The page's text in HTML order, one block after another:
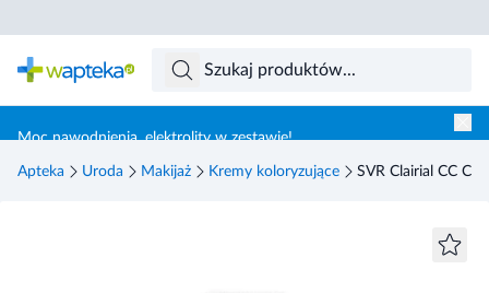
Moc nawodnienia, elektrolity w zestawie!
Apteka Uroda Makijaż Kremy koloryzujące SVR Clairial CC